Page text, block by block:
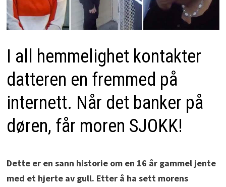
I all hemmelighet kontakter
datteren en fremmed på
internett. Når det banker på
døren, får moren SJOKK!
Dette er en sann historie om en 16 år gammel jente
med et hjerte av gull. Etter å ha sett morens